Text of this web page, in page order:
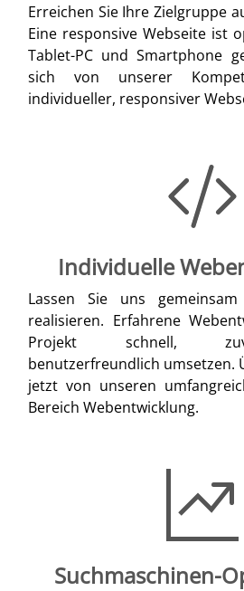
Erreichen Sie Ihre Zielgruppe
Eine responsive Webseite ist
Tablet-PC und Smartphone
sich von unserer
individueller, responsiver
Individuelle
Lassen Sie uns
realisieren. Erfahrene
Projekt schnell,
benutzerfreundlich umsetzen.
jetzt von unseren
Bereich Webentwicklung.
Suchmaschinen-